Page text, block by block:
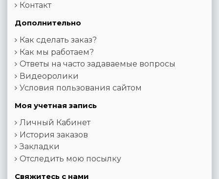
Контакт
Дополнительно
Как сделать заказ?
Как мы работаем?
Ответы на часто задаваемые вопросы
Видеоролики
Условия пользования сайтом
Моя учетная запись
Личный Кабинет
История заказов
Закладки
Отследить мою посылку
Свяжитесь с нами